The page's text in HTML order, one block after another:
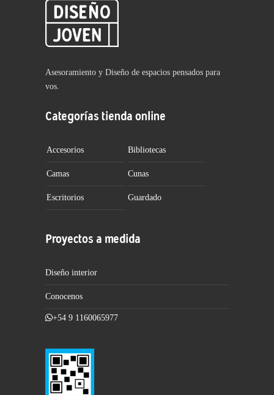
Asesoramiento y Diseño de espacios pensados para
vos.
Categorías tienda online
Accesorios Bibliotecas
Camas Cunas
Escritorios Guardado
Proyectos a medida
Diseño interior
Conocenos
+54 9 1160065977